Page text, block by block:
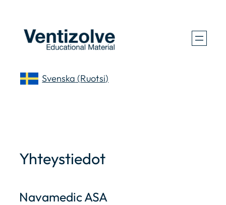
sisältöön
Svenska (Ruotsi)
Yhteystiedot
Navamedic ASA